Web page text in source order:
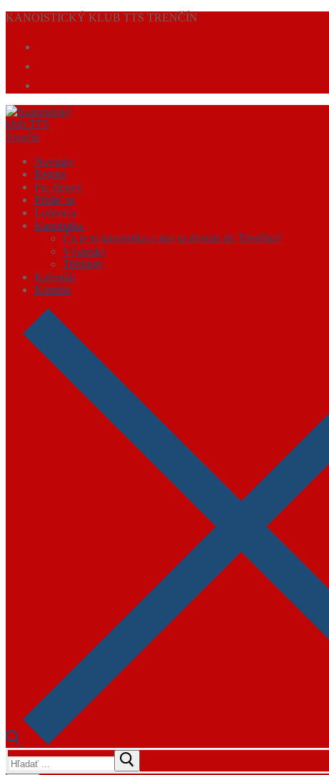
Preskočiť
Menu
Zavrieť
KANOISTICKÝ KLUB TTS TRENČÍN
Novinky
Regata
Pre členov
Pridať sa
Lodenica
Kanoistika
Čo je to kanoistika a ako sa dostala do Trenčína?
Výsledky
Tréningy
Kalendár
Kontakt
Hľadať: